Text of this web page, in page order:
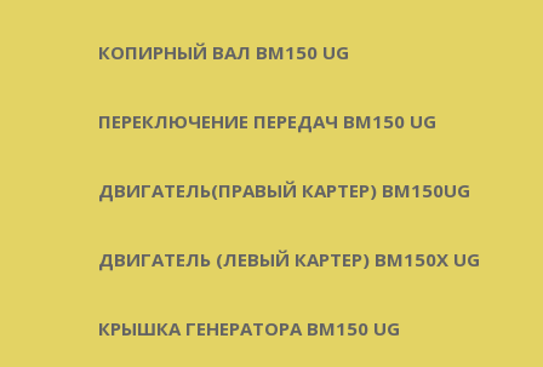
КОПИРНЫЙ ВАЛ BM150 UG
ПЕРЕКЛЮЧЕНИЕ ПЕРЕДАЧ BM150 UG
ДВИГАТЕЛЬ(ПРАВЫЙ КАРТЕР) ВМ150UG
ДВИГАТЕЛЬ (ЛЕВЫЙ КАРТЕР) BM150X UG
КРЫШКА ГЕНЕРАТОРА BM150 UG